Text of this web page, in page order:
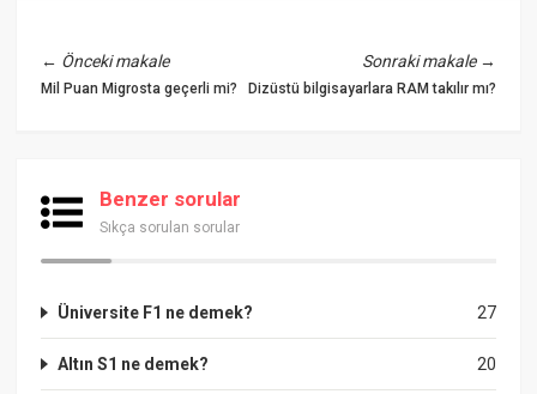
← Önceki makale
Mil Puan Migrosta geçerli mi?
Sonraki makale→
Dizüstü bilgisayarlara RAM takılır mı?
Benzer sorular
Sıkça sorulan sorular
27
Üniversite F1 ne demek?
20
Altın S1 ne demek?